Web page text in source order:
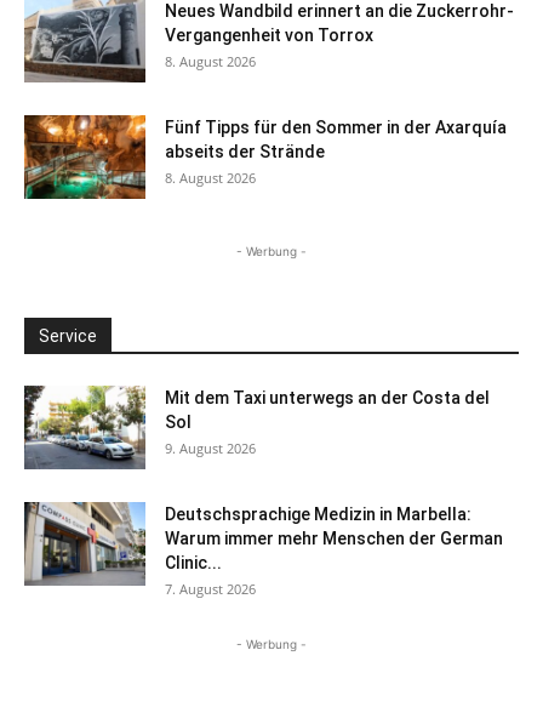
Neues Wandbild erinnert an die Zuckerrohr-
Vergangenheit von Torrox
8. August 2026
Fünf Tipps für den Sommer in der Axarquía
abseits der Strände
8. August 2026
- Werbung -
Service
Mit dem Taxi unterwegs an der Costa del
Sol
9. August 2026
Deutschsprachige Medizin in Marbella:
Warum immer mehr Menschen der German
Clinic...
7. August 2026
- Werbung -